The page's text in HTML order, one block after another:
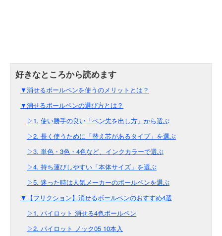
▼消せるボールペンを使うのメリットとは？
▼消せるボールペンの選び方とは？
▷1. 使い勝手の良い「ペン先を出し方」から選ぶ
▷2. 長く使うために「替え芯があるタイプ」を選ぶ
▷3. 単色・3色・4色など、インクカラーで選ぶ
▷4. 持ち運びしやすい「本体サイズ」を選ぶ
▷5. 迷った時は人気メーカーのボールペンを選ぶ
▼【フリクション】消せるボールペンのおすすめ4選
▷1. パイロット 消せる4色ボールペン
▷2. パイロット ノック05 10本入